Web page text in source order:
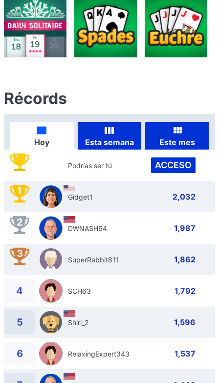
Récords
Hoy Esta semana Este mes
Podrías ser tú ACCESO
1 Gidget1 2,032
2 DWNASH64 1,987
3 SuperRabbit811 1,862
4 SCH63 1,792
5 Shirl_2 1,596
6 RelaxingExpert343 1,537